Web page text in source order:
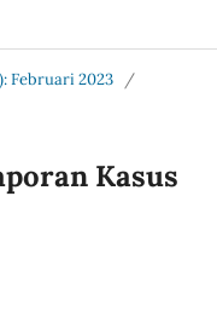
Februari 2023
/
Kasus